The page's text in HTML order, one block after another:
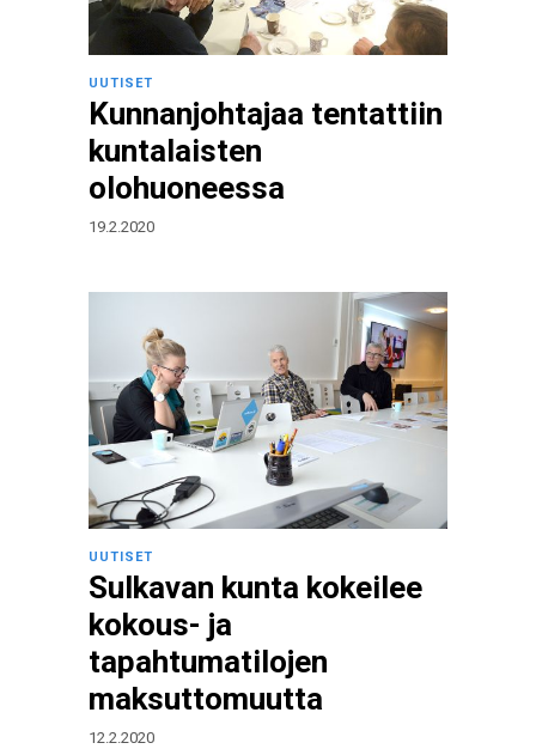
UUTISET
Kunnanjohtajaa tentattiin
kuntalaisten
olohuoneessa
19.2.2020
UUTISET
Sulkavan kunta kokeilee
kokous- ja
tapahtumatilojen
maksuttomuutta
12.2.2020